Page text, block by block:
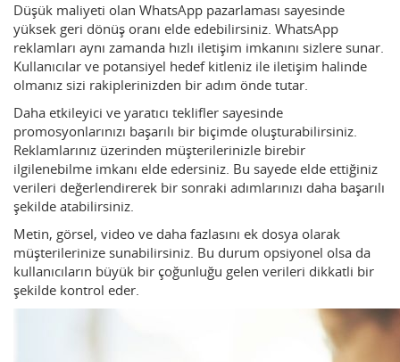
Düşük maliyeti olan WhatsApp pazarlaması sayesinde
yüksek geri dönüş oranı elde edebilirsiniz. WhatsApp
reklamları aynı zamanda hızlı iletişim imkanını sizlere sunar.
Kullanıcılar ve potansiyel hedef kitleniz ile iletişim halinde
olmanız sizi rakiplerinizden bir adım önde tutar.
Daha etkileyici ve yaratıcı teklifler sayesinde
promosyonlarınızı başarılı bir biçimde oluşturabilirsiniz.
Reklamlarınız üzerinden müşterilerinizle birebir
ilgilenebilme imkanı elde edersiniz. Bu sayede elde ettiğiniz
verileri değerlendirerek bir sonraki adımlarınızı daha başarılı
şekilde atabilirsiniz.
Metin, görsel, video ve daha fazlasını ek dosya olarak
müşterilerinize sunabilirsiniz. Bu durum opsiyonel olsa da
kullanıcıların büyük bir çoğunluğu gelen verileri dikkatli bir
şekilde kontrol eder.